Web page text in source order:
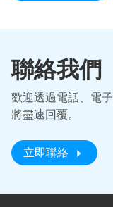
聯絡我們
歡迎透過電話、電
將盡速回覆。
立即聯絡